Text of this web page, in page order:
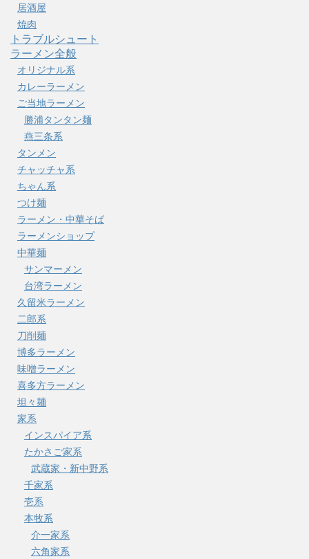
居酒屋
焼肉
トラブルシュート
ラーメン全般
オリジナル系
カレーラーメン
ご当地ラーメン
勝浦タンタン麺
燕三条系
タンメン
チャッチャ系
ちゃん系
つけ麺
ラーメン・中華そば
ラーメンショップ
中華麺
サンマーメン
台湾ラーメン
久留米ラーメン
二郎系
刀削麺
博多ラーメン
味噌ラーメン
喜多方ラーメン
坦々麺
家系
インスパイア系
たかさご家系
武蔵家・新中野系
千家系
壱系
本牧系
介一家系
六角家系